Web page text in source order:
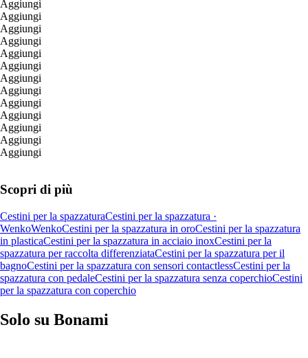
Aggiungi
Aggiungi
Aggiungi
Aggiungi
Aggiungi
Aggiungi
Aggiungi
Aggiungi
Aggiungi
Aggiungi
Aggiungi
Aggiungi
Aggiungi
Scopri di più
Cestini per la spazzaturaCestini per la spazzatura ·
WenkoWenkoCestini per la spazzatura in oroCestini per la spazzatura
in plasticaCestini per la spazzatura in acciaio inoxCestini per la
spazzatura per raccolta differenziataCestini per la spazzatura per il
bagnoCestini per la spazzatura con sensori contactlessCestini per la
spazzatura con pedaleCestini per la spazzatura senza coperchioCestini
per la spazzatura con coperchio
Solo su Bonami